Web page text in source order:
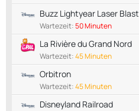
Buzz Lightyear Laser Blast
Wartezeit:50 Minuten
La Rivière du Grand Nord
Wartezeit:45 Minuten
Orbitron
Wartezeit:45 Minuten
Disneyland Railroad